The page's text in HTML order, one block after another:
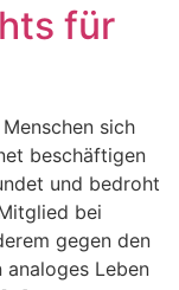
für
sich
beschäftigen
und bedroht
bei
gegen den
Leben